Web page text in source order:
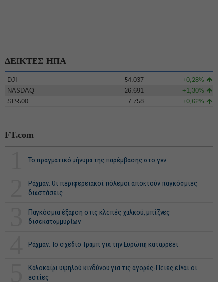
ΔΕΙΚΤΕΣ ΗΠΑ
DJI 54.037
+0,28%
NASDAQ
26.691
+1,30%
SP-500
7.758 +0,62%
FT.com
Το πραγματικό μήνυμα της παρέμβασης στο γεν
Ράχμαν: Οι περιφερειακοί πόλεμοι αποκτούν παγκόσμιες
διαστάσεις
Παγκόσμια έξαρση στις κλοπές χαλκού, μπίζνες
δισεκατομμυρίων
Ράχμαν: Το σχέδιο Τραμπ για την Ευρώπη καταρρέει
Καλοκαίρι υψηλού κινδύνου για τις αγορές-Ποιες είναι οι
εστίες